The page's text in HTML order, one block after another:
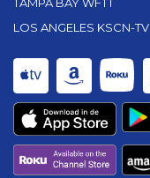
TAMPA BAY WFTT
LOS ANGELES KSCN-TV